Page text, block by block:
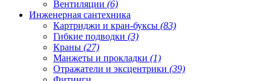
Вентиляции (6)
Инженерная сантехника
Картриджи и кран-буксы (83)
Гибкие подводки (3)
Краны (27)
Манжеты и прокладки (1)
Отражатели и эксцентрики (39)